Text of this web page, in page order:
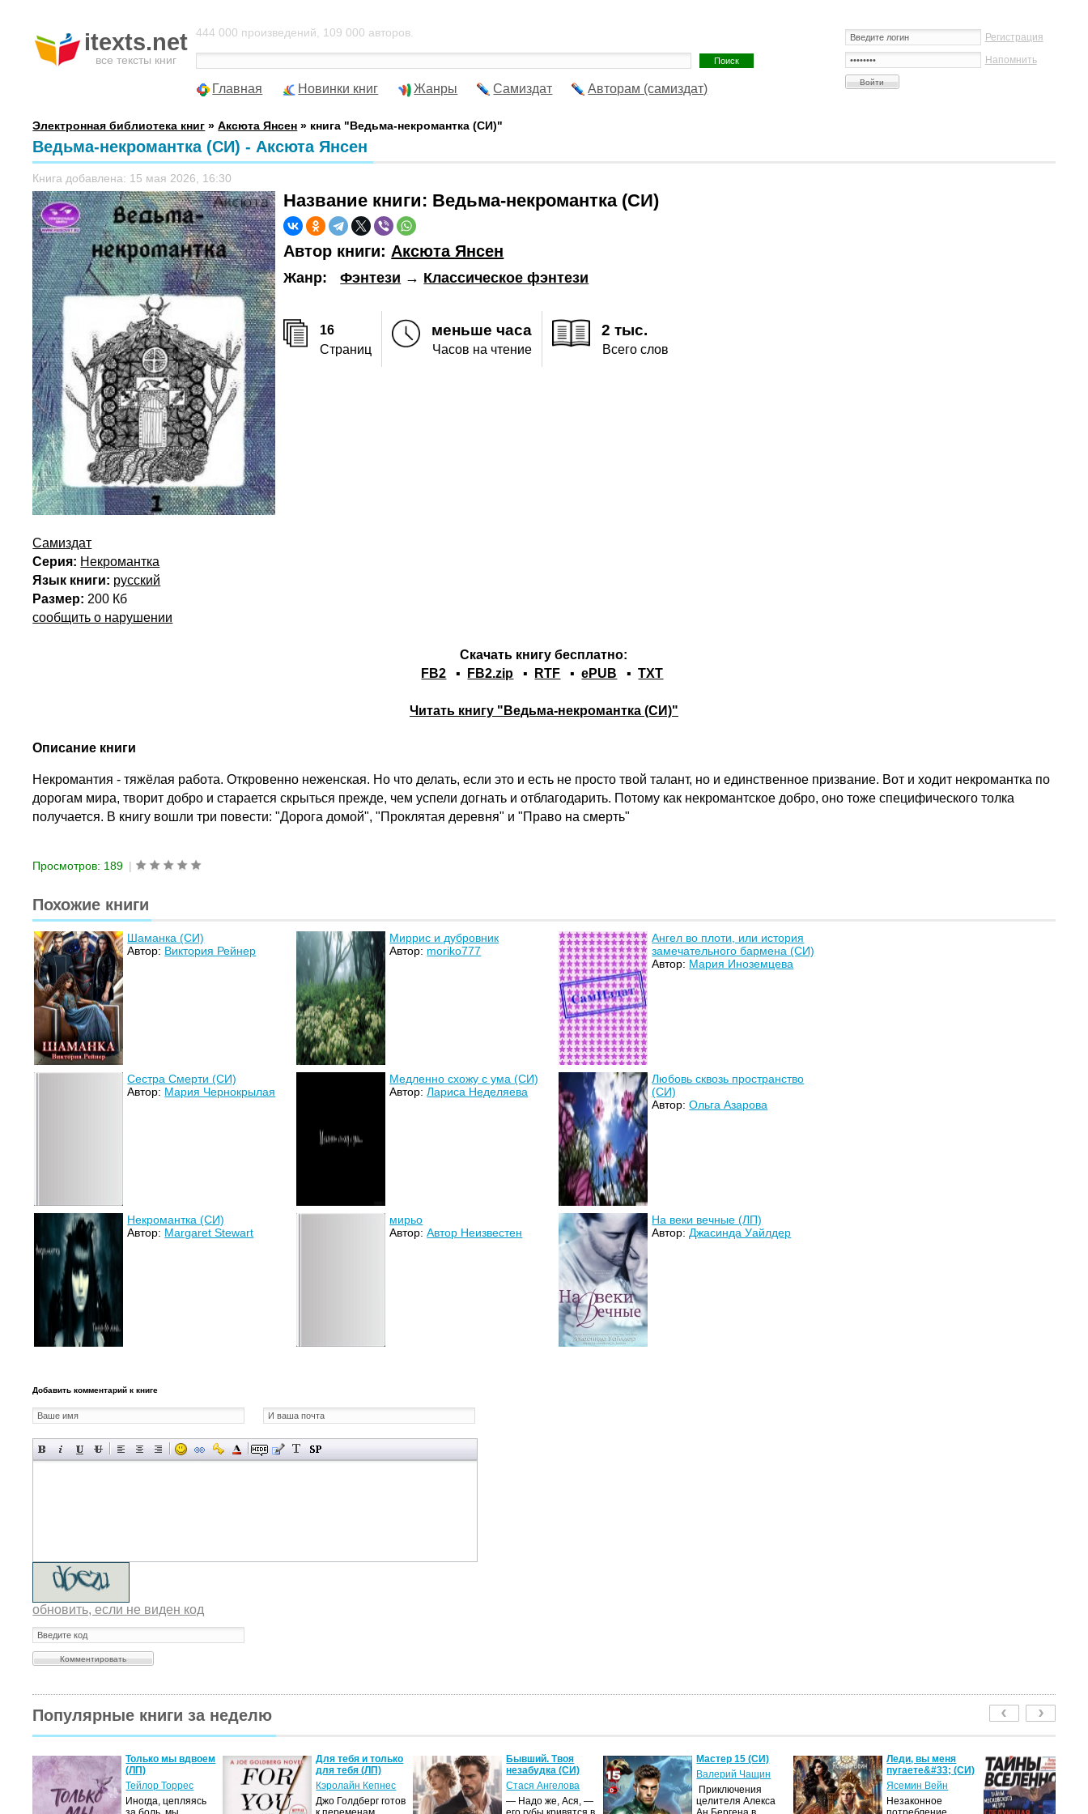
itexts.net
все тексты книг
Регистрация
Напомнить
444 000 произведений, 109 000 авторов.
Главная Новинки книг Жанры Самиздат Авторам (самиздат)
Электронная библиотека книг »Аксюта Янсен » книга "Ведьма-некромантка (СИ)"
Ведьма-некромантка (СИ) - Аксюта Янсен
Книга добавлена: 15 мая 2026, 16:30
Название книги: Ведьма-некромантка (СИ)
Автор книги: Аксюта Янсен
Жанр: Фэнтези → Классическое фэнтези
16
Страниц
меньше часа
Часов на чтение
2 тыс.
Всего слов
Самиздат
Серия: Некромантка
Язык книги: русский
Размер: 200 Кб
сообщить о нарушении
Скачать книгу бесплатно:
FB2 ▪ FB2.zip ▪ RTF ▪ePUB ▪TXT
Читать книгу "Ведьма-некромантка (СИ)"
Описание книги
Некромантия - тяжёлая работа. Откровенно неженская. Но что делать, если это и есть не просто твой талант, но и единственное призвание. Вот и ходит некромантка по
дорогам мира, творит добро и старается скрыться прежде, чем успели догнать и отблагодарить. Потому как некромантское добро, оно тоже специфического толка
получается. В книгу вошли три повести: "Дорога домой", "Проклятая деревня" и "Право на смерть"
Просмотров: 189 |
Похожие книги
Шаманка (СИ)
Автор: Виктория Рейнер
Миррис и дубровник
Автор: moriko777
Ангел во плоти, или история
замечательного бармена (СИ)
Автор: Мария Иноземцева
Сестра Смерти (СИ)
Автор: Мария Чернокрылая
Медленно схожу с ума (СИ)
Автор:Лариса Неделяева
Любовь сквозь пространство
(СИ)
Автор:Ольга Азарова
Некромантка (СИ)
Автор: Margaret Stewart
мирьо
Автор:Автор Неизвестен
На веки вечные (ЛП)
Автор:Джасинда Уайлдер
Добавить комментарий к книге
обновить, если не виден код
Популярные книги за неделю
Только мы вдвоем
(ЛП)
Тейлор Торрес
Иногда, цепляясь
Для тебя и только
для тебя (ЛП)
Кэролайн Кепнес
Джо Голдберг готов
Бывший. Твоя
незабудка (СИ)
Стася Ангелова
— Надо же, Ася, —
Мастер 15 (СИ)
Валерий Чащин
Приключения
целителя Алекса
Леди, вы меня
пугаете&#33; (СИ)
Ясемин Вейн
Незаконное